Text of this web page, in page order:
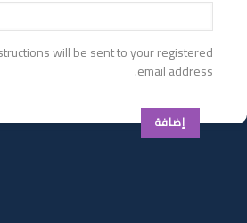
will be sent to your registered
email address.